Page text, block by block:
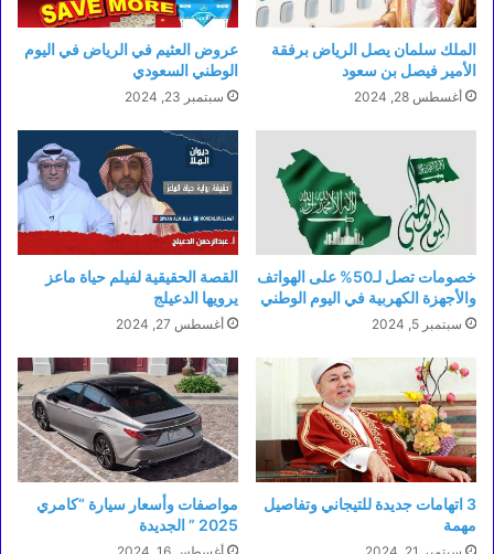
الملك سلمان يصل الرياض برفقة
الأمير فيصل بن سعود
أغسطس 28, 2024
عروض العثيم في الرياض في اليوم
الوطني السعودي
سبتمبر 23, 2024
خصومات تصل لـ50% على الهواتف
والأجهزة الكهربية في اليوم الوطني
سبتمبر 5, 2024
القصة الحقيقية لفيلم حياة ماعز
يرويها الدعيلج
أغسطس 27, 2024
3 اتهامات جديدة للتيجاني وتفاصيل
مهمة
مواصفات وأسعار سيارة “كامري
2025 ” الجديدة